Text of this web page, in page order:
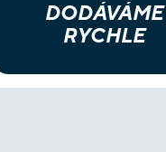
DODÁVÁME
RYCHLE